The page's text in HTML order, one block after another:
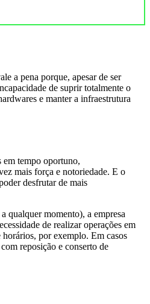
a pena porque, apesar de ser
de suprir totalmente o
e manter a infraestrutura
em tempo oportuno,
mais força e notoriedade. E o
desfrutar de mais
qualquer momento), a empresa
de realizar operações em
por exemplo. Em casos
reposição e conserto de